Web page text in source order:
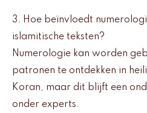
3. Hoe beïnvloedt
islamitische teksten?
Numerologie kan worden
patronen te ontdekken in
Koran, maar dit blijft een
onder experts.